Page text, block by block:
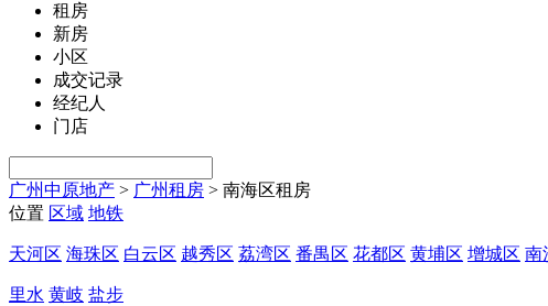
租房
新房
小区
成交记录
经纪人
门店
广州中原地产 > 广州租房 > 南海区租房
位置 区域 地铁
天河区 海珠区 白云区 越秀区 荔湾区 番禺区 花都区 黄埔区 增城区 南
里水 黄岐 盐步